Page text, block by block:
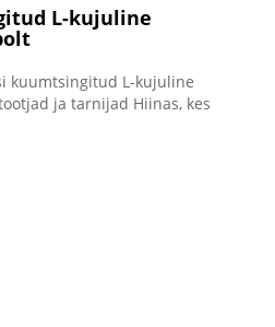
L-kujuline
kuumtsingitud L-kujuline
ja tarnijad Hiinas, kes